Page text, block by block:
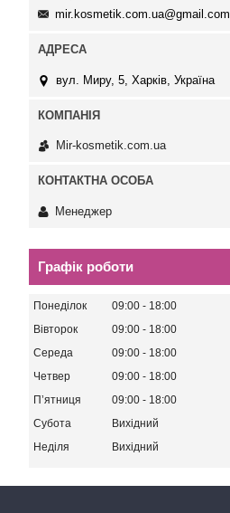
mir.kosmetik.com.ua@gmail.com
вул. Миру, 5, Харків, Україна
Mir-kosmetik.com.ua
Менеджер
Графік роботи
Понеділок 09:00
18:00
Вівторок
09:00
18:00
Середа
09:00
18:00
Четвер
09:00
18:00
Пʼятниця
09:00
18:00
Субота
Вихідний
Неділя
Вихідний